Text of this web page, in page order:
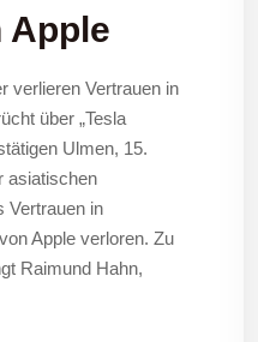
Apple
verlieren Vertrauen in
über „Tesla
Ulmen, 15.
asiatischen
Vertrauen in
Apple verloren. Zu
Raimund Hahn,